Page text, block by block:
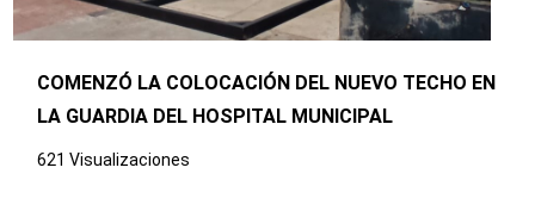
COMENZÓ LA COLOCACIÓN DEL NUEVO TECHO EN
LA GUARDIA DEL HOSPITAL MUNICIPAL
621 Visualizaciones